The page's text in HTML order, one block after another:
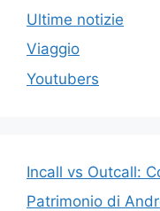
Ultime notizie
Viaggio
Youtubers
Incall vs Outcall:
Patrimonio di